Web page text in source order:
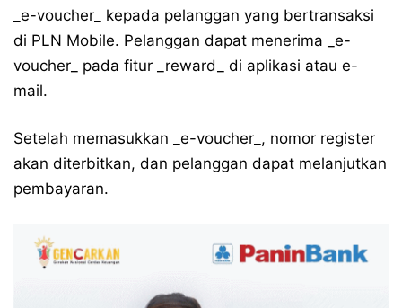
_e-voucher_ kepada pelanggan yang bertransaksi
di PLN Mobile. Pelanggan dapat menerima _e-
voucher_ pada fitur _reward_ di aplikasi atau e-
mail.
Setelah memasukkan _e-voucher_, nomor register
akan diterbitkan, dan pelanggan dapat melanjutkan
pembayaran.